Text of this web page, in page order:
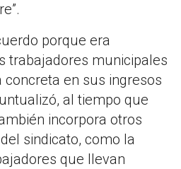
porque era
trabajadores municipales
en sus ingresos
al tiempo que
incorpora otros
sindicato, como la
que llevan